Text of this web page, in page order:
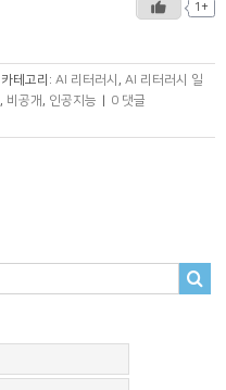
1+
카테고리: AI 리터러시 , AI 리터러시 일
, 비공개 , 인공지능 | 0 댓글